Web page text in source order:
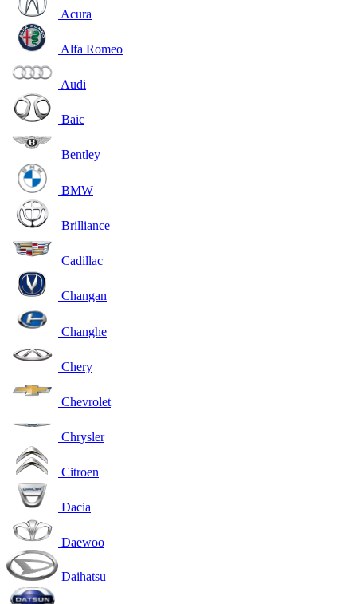
Acura
Alfa Romeo
Audi
Baic
Bentley
BMW
Brilliance
Cadillac
Changan
Changhe
Chery
Chevrolet
Chrysler
Citroen
Dacia
Daewoo
Daihatsu